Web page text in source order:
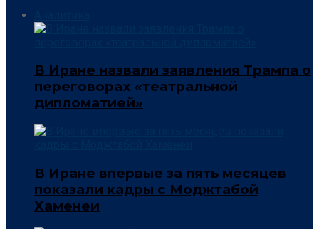
В Иране назвали заявления Трампа о
переговорах «театральной
дипломатией»
В Иране впервые за пять месяцев
показали кадры с Моджтабой
Хаменеи